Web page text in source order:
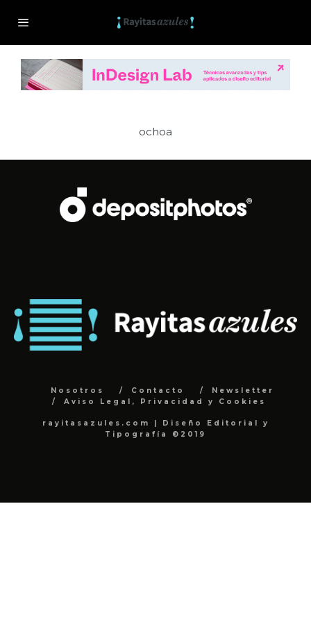
ochoa
Nosotros Contacto
Newsletter
Aviso Legal, Privacidad y Cookies
rayitasazules.com | Diseño Editorial y
Tipografía ©2019